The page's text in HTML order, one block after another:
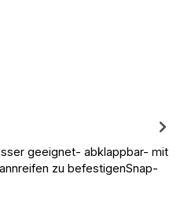
geeignet- abklappbar- mit
zu befestigenSnap-